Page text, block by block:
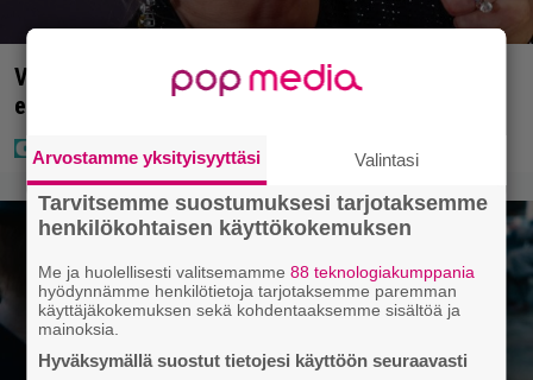
Vappu Pimiästä tuli miljoonikko – eikä yksi milli
edes riitä, näin se tapahtui
Arvostamme yksityisyyttäsi Valintasi
Tarvitsemme suostumuksesi tarjotaksemme
henkilökohtaisen käyttökokemuksen
Me ja huolellisesti valitsemamme88 teknologiakumppania
hyödynnämme henkilötietoja tarjotaksemme paremman
käyttäjäkokemuksen sekä kohdentaaksemme sisältöä ja
mainoksia.
Hyväksymällä suostut tietojesi käyttöön seuraavasti